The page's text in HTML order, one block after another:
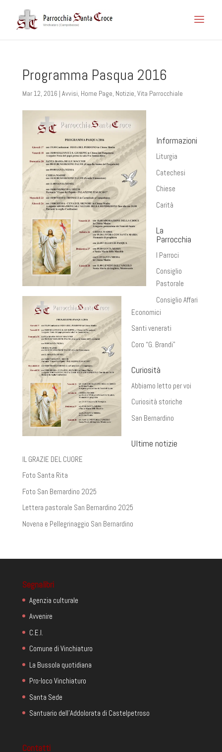
Programma Pasqua 2016
Mar 12, 2016 | Avvisi, Home Page, Notizie, Vita Parrocchiale
Informazioni
Liturgia
Catechesi
Chiese
Carità
La
Parrocchia
I Parroci
Consiglio
Pastorale
Consiglio Affari
Economici
Santi venerati
Coro “G. Brandi”
Curiosità
Abbiamo letto per voi
Curiosità storiche
San Bernardino
Ultime notizie
IL GRAZIE DEL CUORE
Foto Santa Rita
Foto San Bernardino 2025
Lettera pastorale San Bernardino 2025
Novena e Pellegrinaggio San Bernardino
Segnalibri
Agenzia culturale
Avvenire
C.E.I.
Comune di Vinchiaturo
La Bussola quotidiana
Pro-loco Vinchiaturo
Santa Sede
Santuario dell'Addolorata di Castelpetroso
Contatti